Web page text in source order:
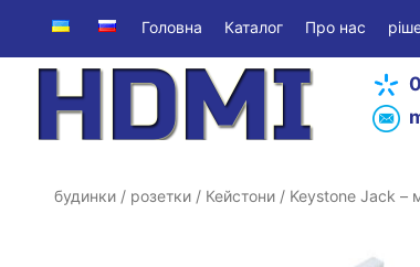
Головна Каталог Про нас
будинки/ розетки/ Кейстони/ Keystone Jack –